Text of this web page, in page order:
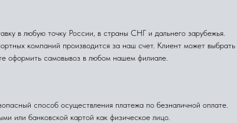
в любую точку России, в страны СНГ и дальнего зарубежья.
компаний производится за наш счет. Клиент может
оформить самовывоз в любом нашем филиале.
способ осуществления платежа по безналичной оплате.
или банковской картой как физическое лицо.